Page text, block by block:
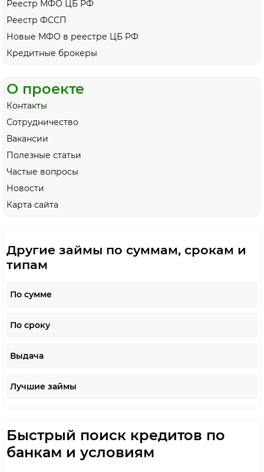
Реестр МФО ЦБ РФ
Реестр ФССП
Новые МФО в реестре ЦБ РФ
Кредитные брокеры
О проекте
Контакты
Сотрудничество
Вакансии
Полезные статьи
Частые вопросы
Новости
Карта сайта
Другие займы по суммам, срокам и
типам
По сумме
По сроку
Выдача
Лучшие займы
Быстрый поиск кредитов по
банкам и условиям